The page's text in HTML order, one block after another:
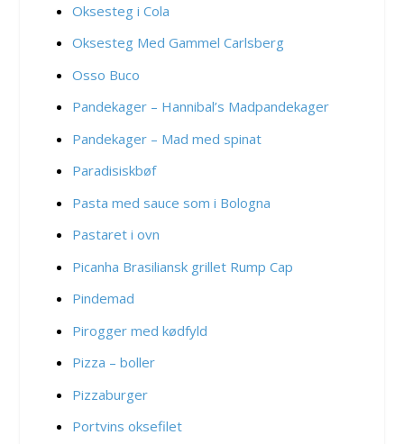
Oksesteg i Cola
Oksesteg Med Gammel Carlsberg
Osso Buco
Pandekager – Hannibal’s Madpandekager
Pandekager – Mad med spinat
Paradisiskbøf
Pasta med sauce som i Bologna
Pastaret i ovn
Picanha Brasiliansk grillet Rump Cap
Pindemad
Pirogger med kødfyld
Pizza – boller
Pizzaburger
Portvins oksefilet